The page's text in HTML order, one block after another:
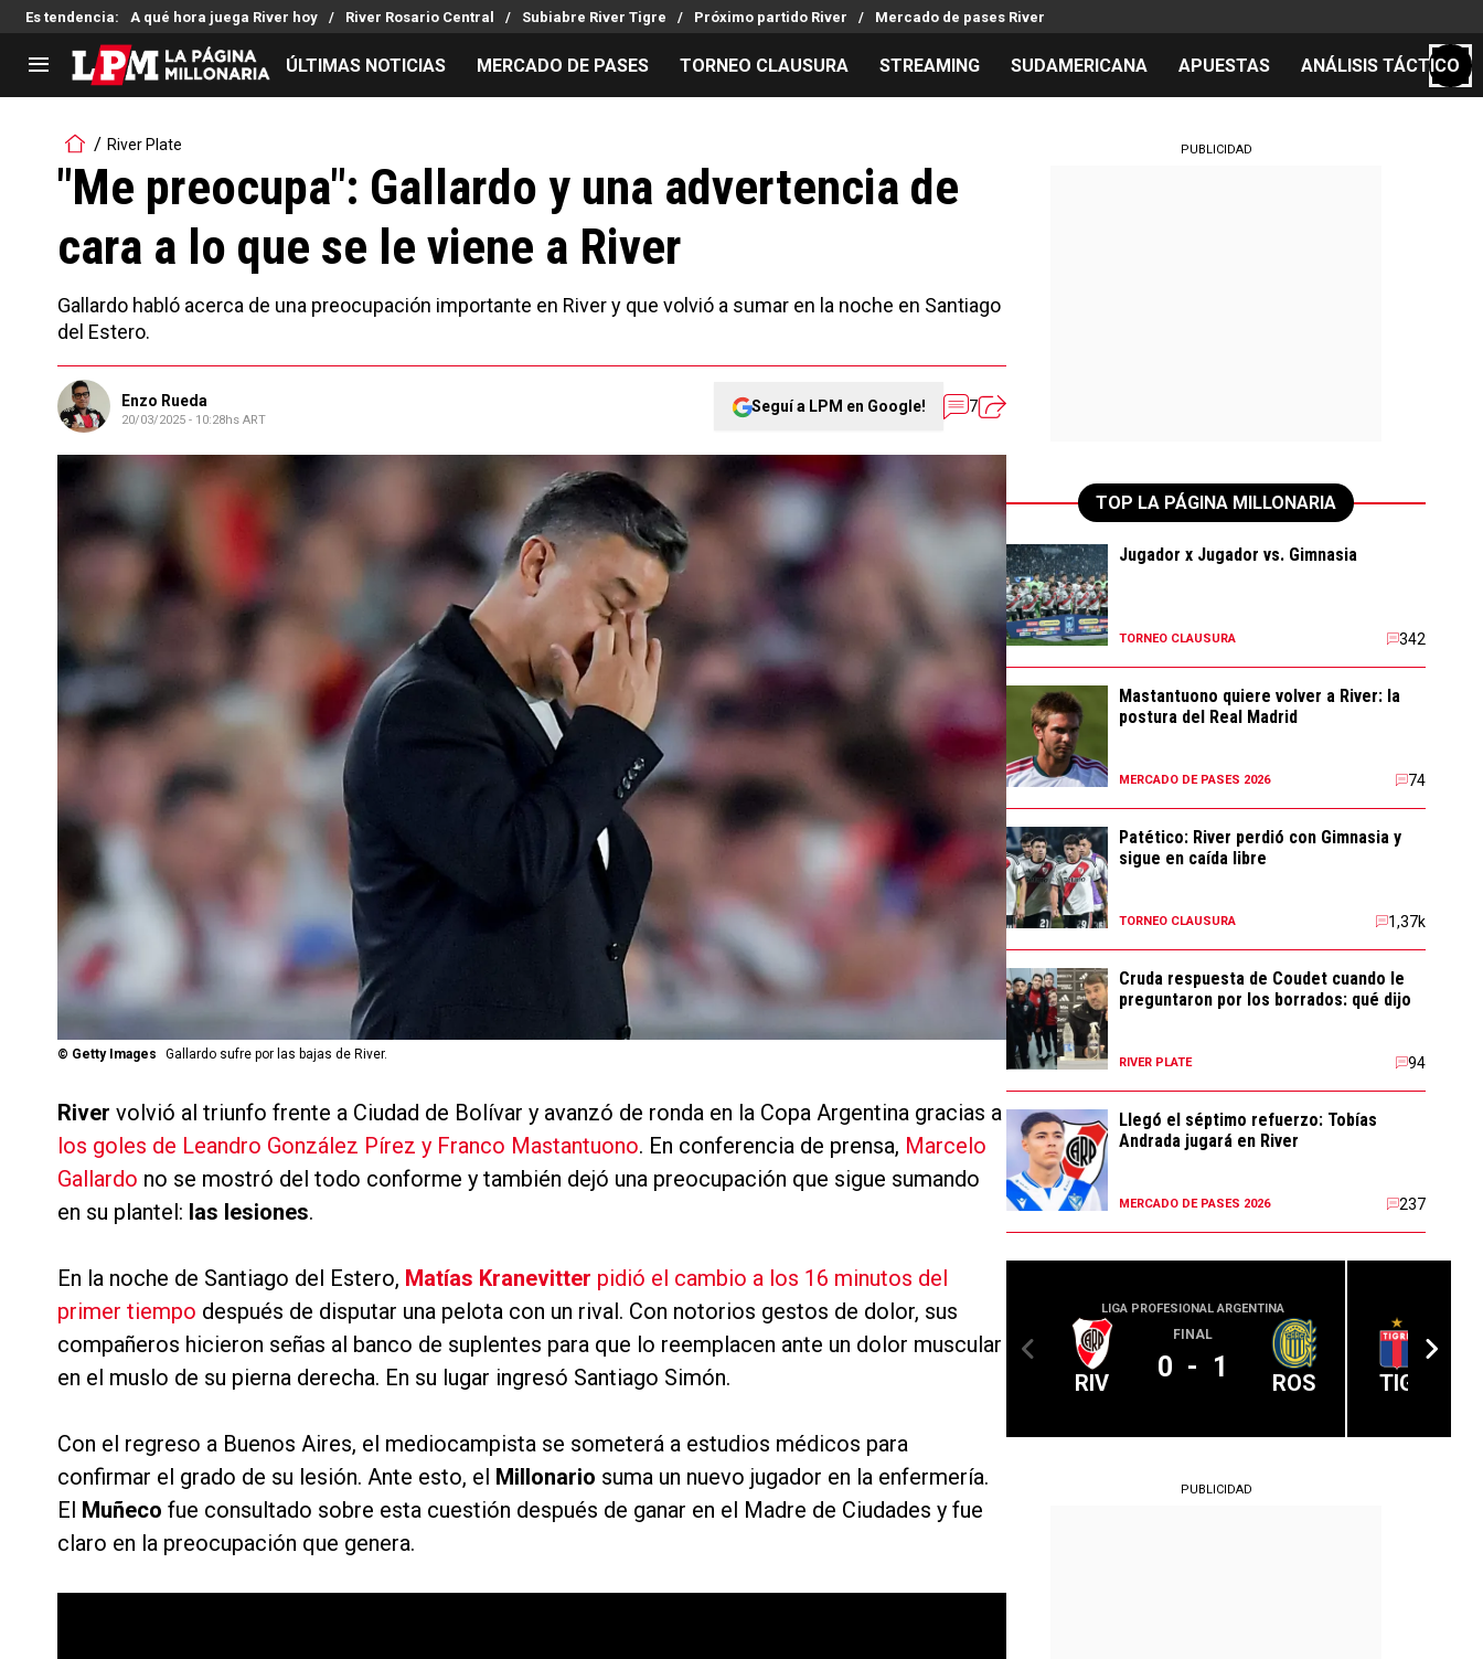
Es tendencia: A qué hora juega River hoy River Rosario Central Subiabre River Tigre Próximo partido River Mercado de pases River
LIGA PROFESIONAL
Noticias
Tabla de posiciones
Reserva
Copa Sudamericana
Copa Argentina
Selección Argentina
Mercado de Pases
Análisis tácticos
Juanfer Quintero
Chacho Coudet
Streaming
Entradas
Noticias
Guías
ÚLTIMAS NOTICIAS MERCADO DE PASES TORNEO CLAUSURA STREAMING SUDAMERICANA APUESTAS ANÁLISIS TÁCTICO
River Plate
"Me preocupa": Gallardo y una advertencia de
cara a lo que se le viene a River
Gallardo habló acerca de una preocupación importante en River y que volvió a sumar en la noche en Santiago
del Estero.
Enzo Rueda
20/03/2025 - 10:28hs ART
Seguí a LPM en Google! 7
© Getty Images Gallardo sufre por las bajas de River.
River volvió al triunfo frente a Ciudad de Bolívar y avanzó de ronda en la Copa Argentina gracias a
los goles de Leandro González Pírez y Franco Mastantuono. En conferencia de prensa, Marcelo
Gallardo no se mostró del todo conforme y también dejó una preocupación que sigue sumando
en su plantel: las lesiones.
En la noche de Santiago del Estero, Matías Kranevitter pidió el cambio a los 16 minutos del
primer tiempo después de disputar una pelota con un rival. Con notorios gestos de dolor, sus
compañeros hicieron señas al banco de suplentes para que lo reemplacen ante un dolor muscular
en el muslo de su pierna derecha. En su lugar ingresó Santiago Simón.
Con el regreso a Buenos Aires, el mediocampista se someterá a estudios médicos para
confirmar el grado de su lesión. Ante esto, el Millonario suma un nuevo jugador en la enfermería.
El Muñeco fue consultado sobre esta cuestión después de ganar en el Madre de Ciudades y fue
claro en la preocupación que genera.
PUBLICIDAD
TOP LA PÁGINA MILLONARIA
Jugador x Jugador vs. Gimnasia
TORNEO CLAUSURA 342
Mastantuono quiere volver a River: la
postura del Real Madrid
MERCADO DE PASES 2026 74
Patético: River perdió con Gimnasia y
sigue en caída libre
TORNEO CLAUSURA 1,37k
Cruda respuesta de Coudet cuando le
preguntaron por los borrados: qué dijo
RIVER PLATE 94
Llegó el séptimo refuerzo: Tobías
Andrada jugará en River
MERCADO DE PASES 2026 237
LIGA PROFESIONAL ARGENTINA
RIV
FINAL
0 - 1 ROS TIG
PUBLICIDAD